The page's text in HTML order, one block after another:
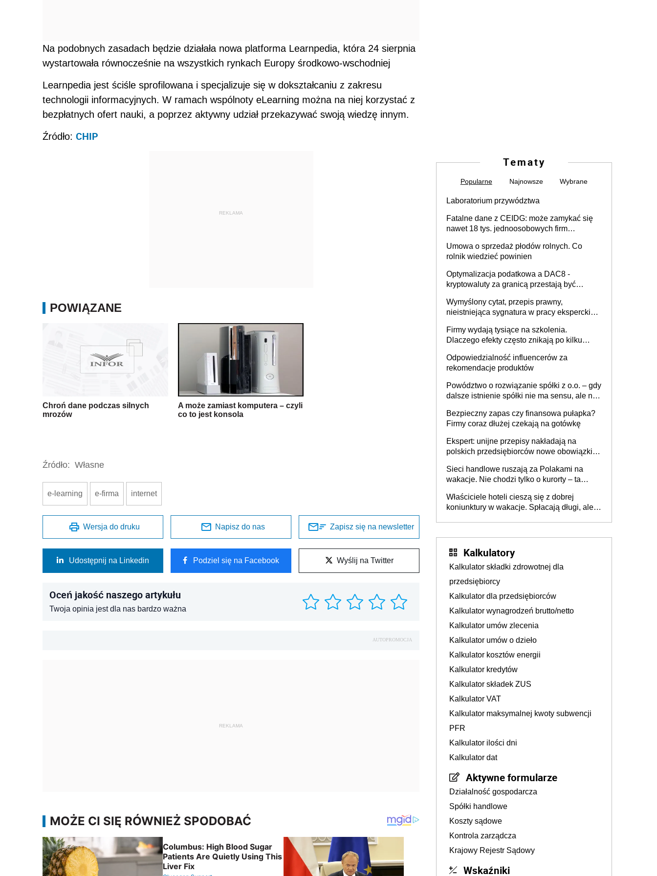
Na podobnych zasadach będzie działała nowa platforma Learnpedia, która 24 sierpnia
wystartowała równocześnie na wszystkich rynkach Europy środkowo-wschodniej
Learnpedia jest ściśle sprofilowana i specjalizuje się w dokształcaniu z zakresu
technologii informacyjnych. W ramach wspólnoty eLearning można na niej korzystać z
bezpłatnych ofert nauki, a poprzez aktywny udział przekazywać swoją wiedzę innym.
Źródło: CHIP
REKLAMA
POWIĄZANE
Chroń dane podczas silnych
mrozów
A może zamiast komputera – czyli
co to jest konsola
Źródło: Własne
e-learning e-firma internet
Wersja do druku Napisz do nas Zapisz się na newsletter
Udostępnij na Linkedin Podziel się na Facebook Wyślij na Twitter
Oceń jakość naszego artykułu
Twoja opinia jest dla nas bardzo ważna
AUTOPROMOCJA
REKLAMA
Tematy
Popularne Najnowsze Wybrane
Laboratorium przywództwa
Fatalne dane z CEIDG: może zamykać się
nawet 18 tys. jednoosobowych firm
Umowa o sprzedaż płodów rolnych. Co
rolnik wiedzieć powinien
Optymalizacja podatkowa a DAC8 -
kryptowaluty za granicą przestają być
Wymyślony cytat, przepis prawny,
nieistniejąca sygnatura w pracy eksperckiej -
firmie
Firmy wydają tysiące na szkolenia.
Dlaczego efekty często znikają po kilku
Odpowiedzialność influencerów za
rekomendacje produktów
Powództwo o rozwiązanie spółki z o.o. – gdy
dalsze istnienie spółki nie ma sensu, ale nie
Bezpieczny zapas czy finansowa pułapka?
Firmy coraz dłużej czekają na gotówkę
Ekspert: unijne przepisy nakładają na
polskich przedsiębiorców nowe obowiązki w
Sieci handlowe ruszają za Polakami na
wakacje. Nie chodzi tylko o kurorty – ta
tam, gdzie wielu spędzi urlop po cichu
Właściciele hoteli cieszą się z dobrej
koniunktury w wakacje. Spłacają długi, ale
Kalkulatory
Kalkulator składki zdrowotnej dla
przedsiębiorcy
Kalkulator dla przedsiębiorców
Kalkulator wynagrodzeń brutto/netto
Kalkulator umów zlecenia
Kalkulator umów o dzieło
Kalkulator kosztów energii
Kalkulator kredytów
Kalkulator składek ZUS
Kalkulator VAT
Kalkulator maksymalnej kwoty subwencji
PFR
Kalkulator ilości dni
Kalkulator dat
Aktywne formularze
Działalność gospodarcza
Spółki handlowe
Koszty sądowe
Kontrola zarządcza
Krajowy Rejestr Sądowy
Wskaźniki